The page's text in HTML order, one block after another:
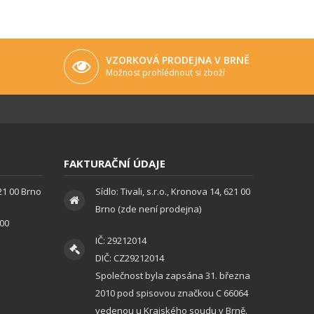
VZORKOVÁ PRODEJNA V BRNĚ
Možnost prohlédnout si zboží
00 Brno
FAKTURAČNÍ ÚDAJE
Sídlo: Tivali, s.r.o., Kronova 14, 621 00
Brno (zde není prodejna)
IČ: 29212014
DIČ: CZ29212014
Společnost byla zapsána 31. března
2010 pod spisovou značkou C 66064
vedenou u Krajského soudu v Brně.